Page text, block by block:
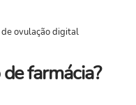
de ovulação digital
farmácia?